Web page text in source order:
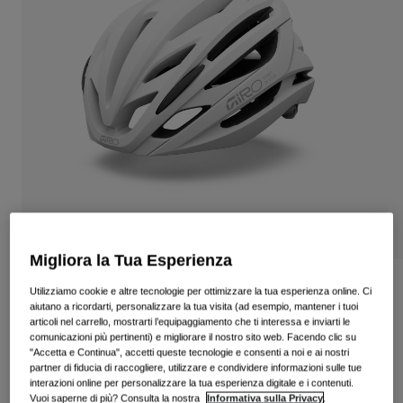
Scarpe da Strada
Scarpe da MTB
Scarpe da Gravel
Abbigliamento da MTB
Vedi tutto
Maschere
Con lenti intercambiabili
Vedi tutto
Bambino
Caschi
Maschere
Casco Syntax Mips
Prodotto n.39370
€ 159.99
Migliora la Tua Esperienza
Utilizziamo cookie e altre tecnologie per ottimizzare la tua esperienza online. Ci
aiutano a ricordarti, personalizzare la tua visita (ad esempio, mantener i tuoi
articoli nel carrello, mostrarti l’equipaggiamento che ti interessa e inviarti le
comunicazioni più pertinenti) e migliorare il nostro sito web. Facendo clic su
"Accetta e Continua", accetti queste tecnologie e consenti a noi e ai nostri
partner di fiducia di raccogliere, utilizzare e condividere informazioni sulle tue
interazioni online per personalizzare la tua esperienza digitale e i contenuti.
Vuoi saperne di più? Consulta la nostra
Informativa sulla Privacy.